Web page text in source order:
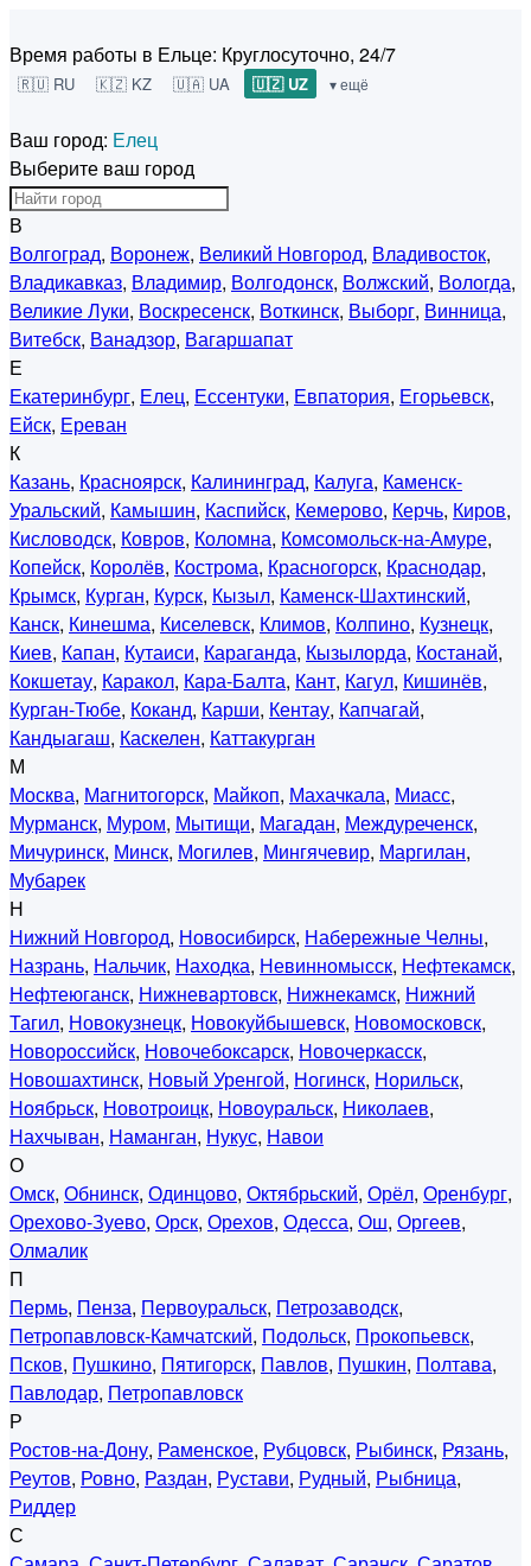
Время работы в Ельце: Круглосуточно, 24/7
🇷🇺 RU 🇰🇿 KZ 🇺🇦 UA 🇺🇿 UZ ▾ ещё
Ваш город: Елец
Выберите ваш город
В
Волгоград, Воронеж, Великий Новгород, Владивосток,
Владикавказ, Владимир, Волгодонск, Волжский, Вологда,
Великие Луки, Воскресенск, Воткинск, Выборг, Винница,
Витебск, Ванадзор, Вагаршапат
Е
Екатеринбург, Елец, Ессентуки, Евпатория, Егорьевск,
Ейск, Ереван
К
Казань, Красноярск, Калининград, Калуга, Каменск-
Уральский, Камышин, Каспийск, Кемерово, Керчь, Киров,
Кисловодск, Ковров, Коломна, Комсомольск-на-Амуре,
Копейск, Королёв, Кострома, Красногорск, Краснодар,
Крымск, Курган, Курск, Кызыл, Каменск-Шахтинский,
Канск, Кинешма, Киселевск, Климов, Колпино, Кузнецк,
Киев, Капан, Кутаиси, Караганда, Кызылорда, Костанай,
Кокшетау, Каракол, Кара-Балта, Кант, Кагул, Кишинёв,
Курган-Тюбе, Коканд, Карши, Кентау, Капчагай,
Кандыагаш, Каскелен, Каттакурган
М
Москва, Магнитогорск, Майкоп, Махачкала, Миасс,
Мурманск, Муром, Мытищи, Магадан, Междуреченск,
Мичуринск, Минск, Могилев, Мингячевир, Маргилан,
Мубарек
Н
Нижний Новгород, Новосибирск, Набережные Челны,
Назрань, Нальчик, Находка, Невинномысск, Нефтекамск,
Нефтеюганск, Нижневартовск, Нижнекамск, Нижний
Тагил, Новокузнецк, Новокуйбышевск, Новомосковск,
Новороссийск, Новочебоксарск, Новочеркасск,
Новошахтинск, Новый Уренгой, Ногинск, Норильск,
Ноябрьск, Новотроицк, Новоуральск, Николаев,
Нахчыван, Наманган, Нукус, Навои
О
Омск, Обнинск, Одинцово, Октябрьский, Орёл, Оренбург,
Орехово-Зуево, Орск, Орехов, Одесса, Ош, Оргеев,
Олмалик
П
Пермь, Пенза, Первоуральск, Петрозаводск,
Петропавловск-Камчатский, Подольск, Прокопьевск,
Псков, Пушкино, Пятигорск, Павлов, Пушкин, Полтава,
Павлодар, Петропавловск
Р
Ростов-на-Дону, Раменское, Рубцовск, Рыбинск, Рязань,
Реутов, Ровно, Раздан, Рустави, Рудный, Рыбница,
Риддер
С